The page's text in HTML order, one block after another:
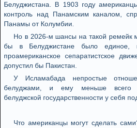
Белуджистана. В 1903 году
контроль над Панамским каналом,
Панамы от Колумбии.
Но в 2026-м шансы на такой ремейк
бы в Белуджистане было единое,
проамериканское сепаратистское
допустил бы Пакистан.
У Исламабада непростые
белуджами, и ему меньше всего
белуджской государственности у себя
Что американцы могут сделать